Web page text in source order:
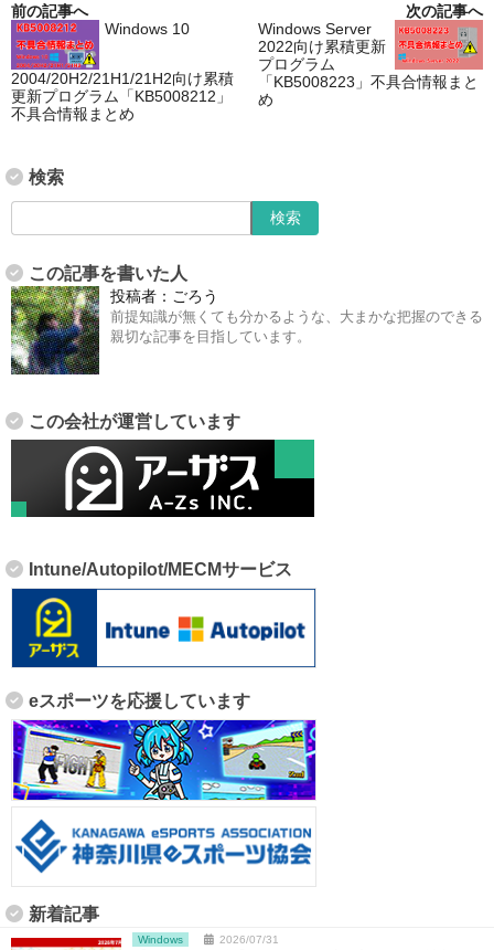
前の記事へ
Windows 10
2004/20H2/21H1/21H2向け累積
更新プログラム「KB5008212」
不具合情報まとめ
次の記事へ
Windows Server
2022向け累積更新
プログラム
「KB5008223」不具合情報まと
め
検索
この記事を書いた人
投稿者： ごろう
前提知識が無くても分かるような、大まかな把握のできる
親切な記事を目指しています。
この会社が運営しています
Intune/Autopilot/MECMサービス
eスポーツを応援しています
新着記事
Windows 2026/07/31